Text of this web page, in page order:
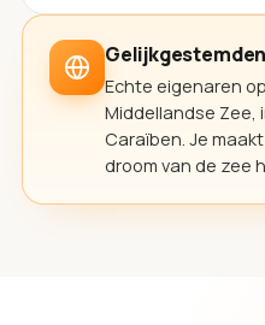
Echte eigenaren
Middellandse Zee,
Caraïben. Je
droom van de zee